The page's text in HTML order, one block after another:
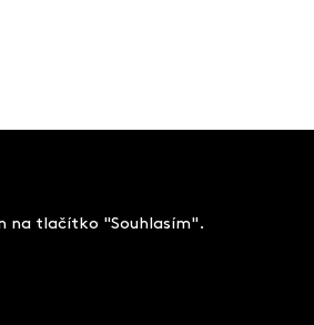
na tlačítko "Souhlasím".